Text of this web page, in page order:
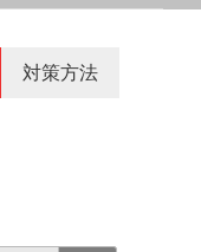
対策方法